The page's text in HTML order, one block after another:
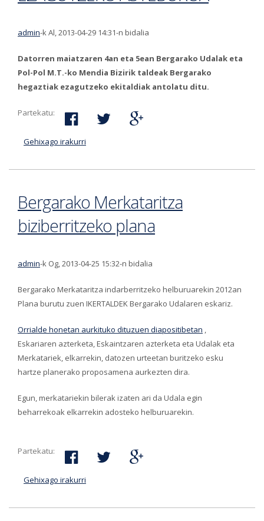
admin-k Al, 2013-04-29 14:31-n bidalia
Datorren maiatzaren 4an eta 5ean Bergarako Udalak eta
Pol-Pol M.T.-ko Mendia Bizirik taldeak Bergarako
hegaztiak ezagutzeko ekitaldiak antolatu ditu.
Partekatu:
Gehixago irakurri
Bergarako Merkataritza
biziberritzeko plana
admin-k Og, 2013-04-25 15:32-n bidalia
Bergarako Merkataritza indarberritzeko helburuarekin 2012an
Plana burutu zuen IKERTALDEK Bergarako Udalaren eskariz.
Orrialde honetan aurkituko dituzuen diapositibetan ,
Eskariaren azterketa, Eskaintzaren azterketa eta Udalak eta
Merkatariek, elkarrekin, datozen urteetan buritzeko esku
hartze planerako proposamena aurkezten dira.
Egun, merkatariekin bilerak izaten ari da Udala egin
beharrekoak elkarrekin adosteko helburuarekin.
Partekatu:
Gehixago irakurri